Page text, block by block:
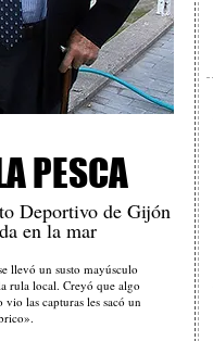
PESCA
Deportivo de Gijón
en la mar
llevó un susto mayúsculo
rula local. Creyó que algo
las capturas les sacó un